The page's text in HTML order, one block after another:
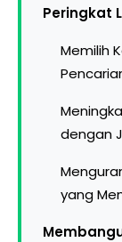
Peringkat
Memilih
dengan
yang